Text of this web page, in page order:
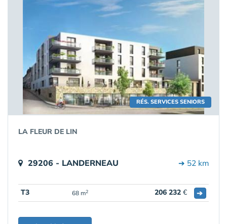
RÉS. SERVICES SENIORS
LA FLEUR DE LIN
29206 - LANDERNEAU ➔ 52 km
T3 68 m2 206 232 € ➔